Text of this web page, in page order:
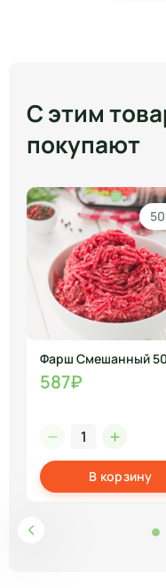
С этим
покупают
Фарш Смешанный
587₽
В корзину